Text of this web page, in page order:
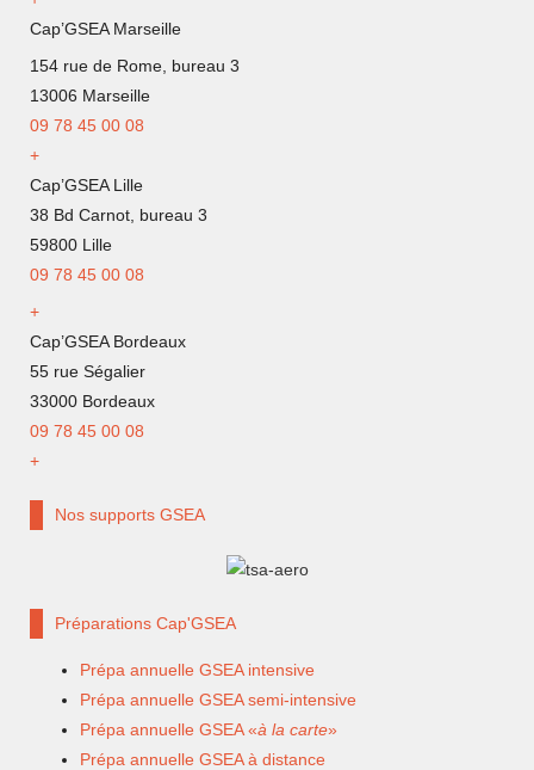
Cap’GSEA Marseille
154 rue de Rome, bureau 3
13006 Marseille
09 78 45 00 08
+
Cap’GSEA Lille
38 Bd Carnot, bureau 3
59800 Lille
09 78 45 00 08
+
Cap’GSEA Bordeaux
55 rue Ségalier
33000 Bordeaux
09 78 45 00 08
+
Nos supports GSEA
Préparations Cap'GSEA
Prépa annuelle GSEA intensive
Prépa annuelle GSEA semi-intensive
Prépa annuelle GSEA «à la carte»
Prépa annuelle GSEA à distance